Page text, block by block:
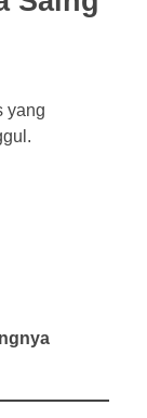
yang